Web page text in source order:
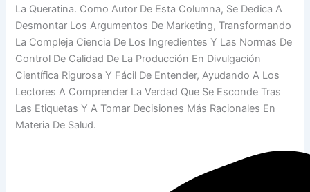
La Queratina. Como Autor De Esta Columna, Se Dedica A
Desmontar Los Argumentos De Marketing, Transformando
La Compleja Ciencia De Los Ingredientes Y Las Normas De
Control De Calidad De La Producción En Divulgación
Científica Rigurosa Y Fácil De Entender, Ayudando A Los
Lectores A Comprender La Verdad Que Se Esconde Tras
Las Etiquetas Y A Tomar Decisiones Más Racionales En
Materia De Salud.